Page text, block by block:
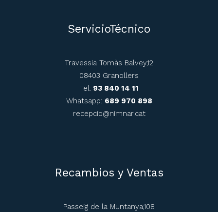
ServicioTécnico
Travessia Tomàs Balvey,12
08403 Granollers
Tel: 93 840 14 11
Whatsapp: 689 970 898
recepcio@nimnar.cat
Recambios y Ventas
Passeig de la Muntanya,108